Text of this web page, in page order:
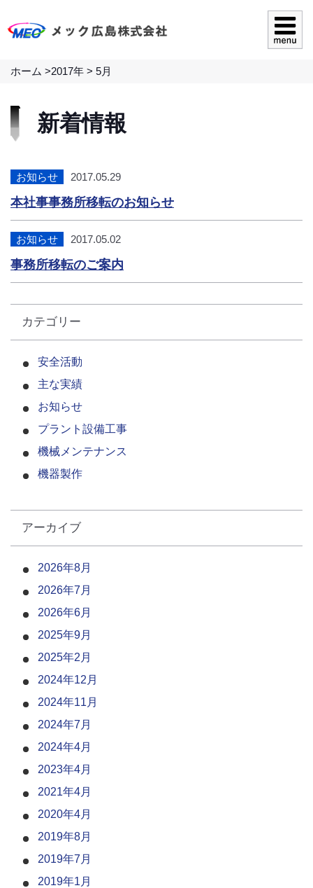
ホーム >2017年 > 5月
新着情報
お知らせ 2017.05.29
本社事事務所移転のお知らせ
お知らせ 2017.05.02
事務所移転のご案内
カテゴリー
安全活動
主な実績
お知らせ
プラント設備工事
機械メンテナンス
機器製作
アーカイブ
2026年8月
2026年7月
2026年6月
2025年9月
2025年2月
2024年12月
2024年11月
2024年7月
2024年4月
2023年4月
2021年4月
2020年4月
2019年8月
2019年7月
2019年1月